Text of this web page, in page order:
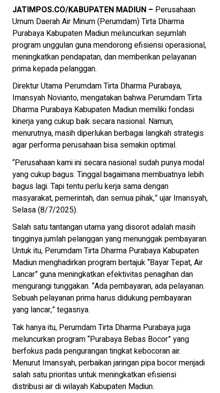
JATIMPOS.CO/KABUPATEN MADIUN – Perusahaan
Umum Daerah Air Minum (Perumdam) Tirta Dharma
Purabaya Kabupaten Madiun meluncurkan sejumlah
program unggulan guna mendorong efisiensi operasional,
meningkatkan pendapatan, dan memberikan pelayanan
prima kepada pelanggan.
Direktur Utama Perumdam Tirta Dharma Purabaya,
Imansyah Novianto, mengatakan bahwa Perumdam Tirta
Dharma Purabaya Kabupaten Madiun memiliki fondasi
kinerja yang cukup baik secara nasional. Namun,
menurutnya, masih diperlukan berbagai langkah strategis
agar performa perusahaan bisa semakin optimal.
“Perusahaan kami ini secara nasional sudah punya modal
yang cukup bagus. Tinggal bagaimana membuatnya lebih
bagus lagi. Tapi tentu perlu kerja sama dengan
masyarakat, pemerintah, dan semua pihak,” ujar Imansyah,
Selasa (8/7/2025).
Salah satu tantangan utama yang disorot adalah masih
tingginya jumlah pelanggan yang menunggak pembayaran.
Untuk itu, Perumdam Tirta Dharma Purabaya Kabupaten
Madiun menghadirkan program bertajuk “Bayar Tepat, Air
Lancar” guna meningkatkan efektivitas penagihan dan
mengurangi tunggakan. “Ada pembayaran, ada pelayanan.
Sebuah pelayanan prima harus didukung pembayaran
yang lancar,” tegasnya.
Tak hanya itu, Perumdam Tirta Dharma Purabaya juga
meluncurkan program “Purabaya Bebas Bocor” yang
berfokus pada pengurangan tingkat kebocoran air.
Menurut Imansyah, perbaikan jaringan pipa bocor menjadi
salah satu prioritas untuk meningkatkan efisiensi
distribusi air di wilayah Kabupaten Madiun.